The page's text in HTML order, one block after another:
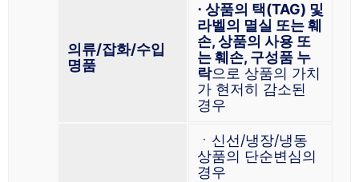
의류/잡화/수입
명품
⋅ 상품의 택(TAG) 및
라벨의 멸실 또는 훼
손, 상품의 사용 또
는 훼손, 구성품 누
락으로 상품의 가치
가 현저히 감소된
경우
ㆍ신선/냉장/냉동
상품의 단순변심의
경우